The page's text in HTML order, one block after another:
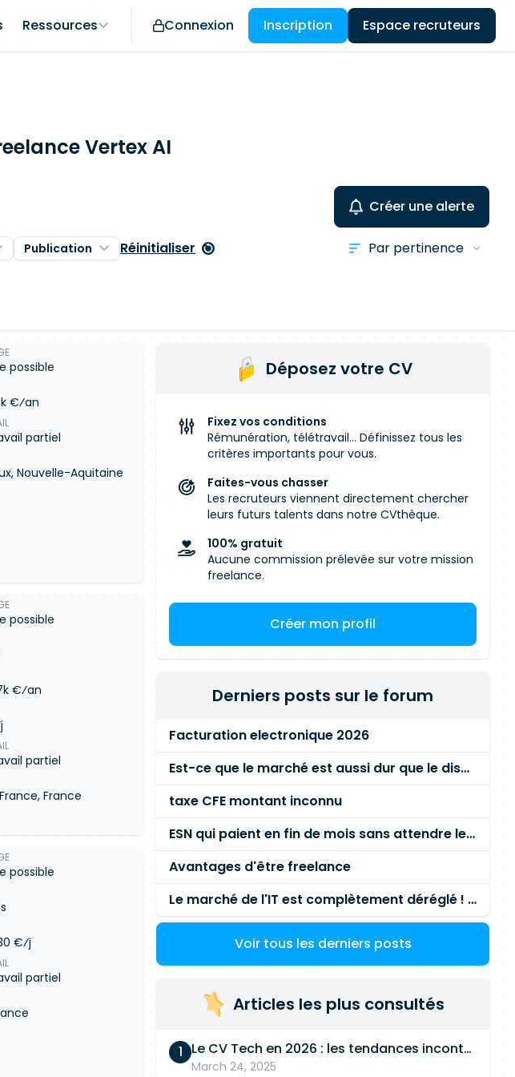
Ressources Connexion Inscription Espace recruteurs
Vertex AI
Créer une alerte
Publication Réinitialiser
possible
€⁄an
partiel
Nouvelle-Aquitaine
possible
€⁄an
partiel
France
possible
€⁄j
partiel
Déposez votre CV
Fixez vos conditions
Rémunération, télétravail... Définissez tous les
critères importants pour vous.
Faites-vous chasser
Les recruteurs viennent directement chercher
leurs futurs talents dans notre CVthèque.
100% gratuit
Aucune commission prélevée sur votre mission
freelance.
Créer mon profil
Derniers posts sur le forum
Facturation electronique 2026
Est-ce que le marché est aussi dur que le disent les commerciaux ?
taxe CFE montant inconnu
ESN qui paient en fin de mois sans attendre le paiement client ?
Avantages d'être freelance
Le marché de l'IT est complètement déréglé ! STOP à cette mascarade ! Il faut s'unir et résister !
Voir tous les derniers posts
Articles les plus consultés
Le CV Tech en 2026 : les tendances incontournables
March 24, 2025